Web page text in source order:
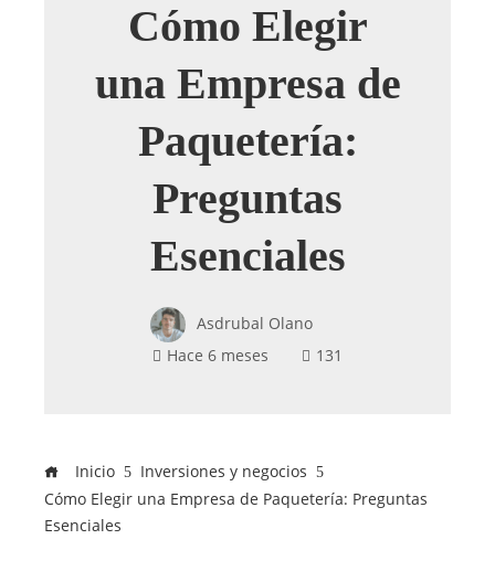
Cómo Elegir
una Empresa de
Paquetería:
Preguntas
Esenciales
Asdrubal Olano
Hace 6 meses
131
Inicio
Inversiones y negocios
Cómo Elegir una Empresa de Paquetería: Preguntas
Esenciales